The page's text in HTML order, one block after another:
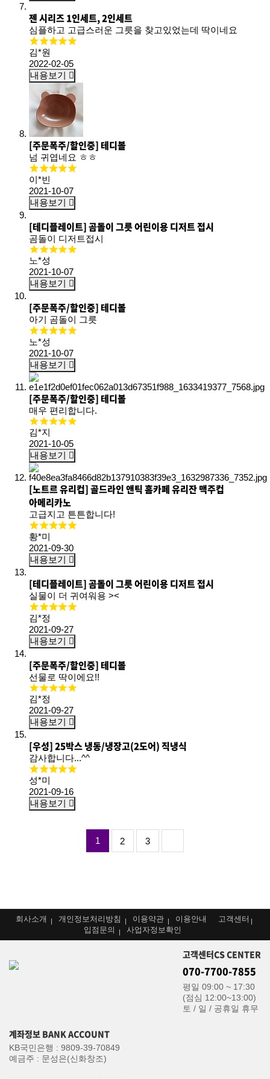
젠 시리즈 1인세트, 2인세트
심플하고 고급스러운 그릇을 찾고있었는데 딱이네요
김*원
2022-02-05
내용보기
[주문폭주/할인중] 테디볼
넘 귀엽네요 ㅎㅎ
이*빈
2021-10-07
내용보기
[테디플레이트] 곰돌이 그릇 어린이용 디저트 접시
곰돌이 디저트접시
노*성
2021-10-07
내용보기
[주문폭주/할인중] 테디볼
아기 곰돌이 그릇
노*성
2021-10-07
내용보기
[주문폭주/할인중] 테디볼
매우 편리합니다.
김*지
2021-10-05
내용보기
[노트르 유리컵] 골드라인 앤틱 홈카페 유리잔 맥주컵
아메리카노
고급지고 튼튼합니다!
황*미
2021-09-30
내용보기
[테디플레이트] 곰돌이 그릇 어린이용 디저트 접시
실물이 더 귀여워용 ><
김*정
2021-09-27
내용보기
[주문폭주/할인중] 테디볼
선물로 딱이에요!!
김*정
2021-09-27
내용보기
[우성] 25박스 냉동/냉장고(2도어) 직냉식
감사합니다...^^
성*미
2021-09-16
내용보기
1 2 3
회사소개 개인정보처리방침 이용약관 이용안내
고객센터
입점문의
사업자정보확인
고객센터CS CENTER
070-7700-7855
평일 09:00 ~ 17:30
(점심 12:00~13:00)
토 / 일 / 공휴일 휴무
계좌정보 BANK ACCOUNT
KB국민은행 : 9809-39-70849
예금주 : 문성은(신화창조)